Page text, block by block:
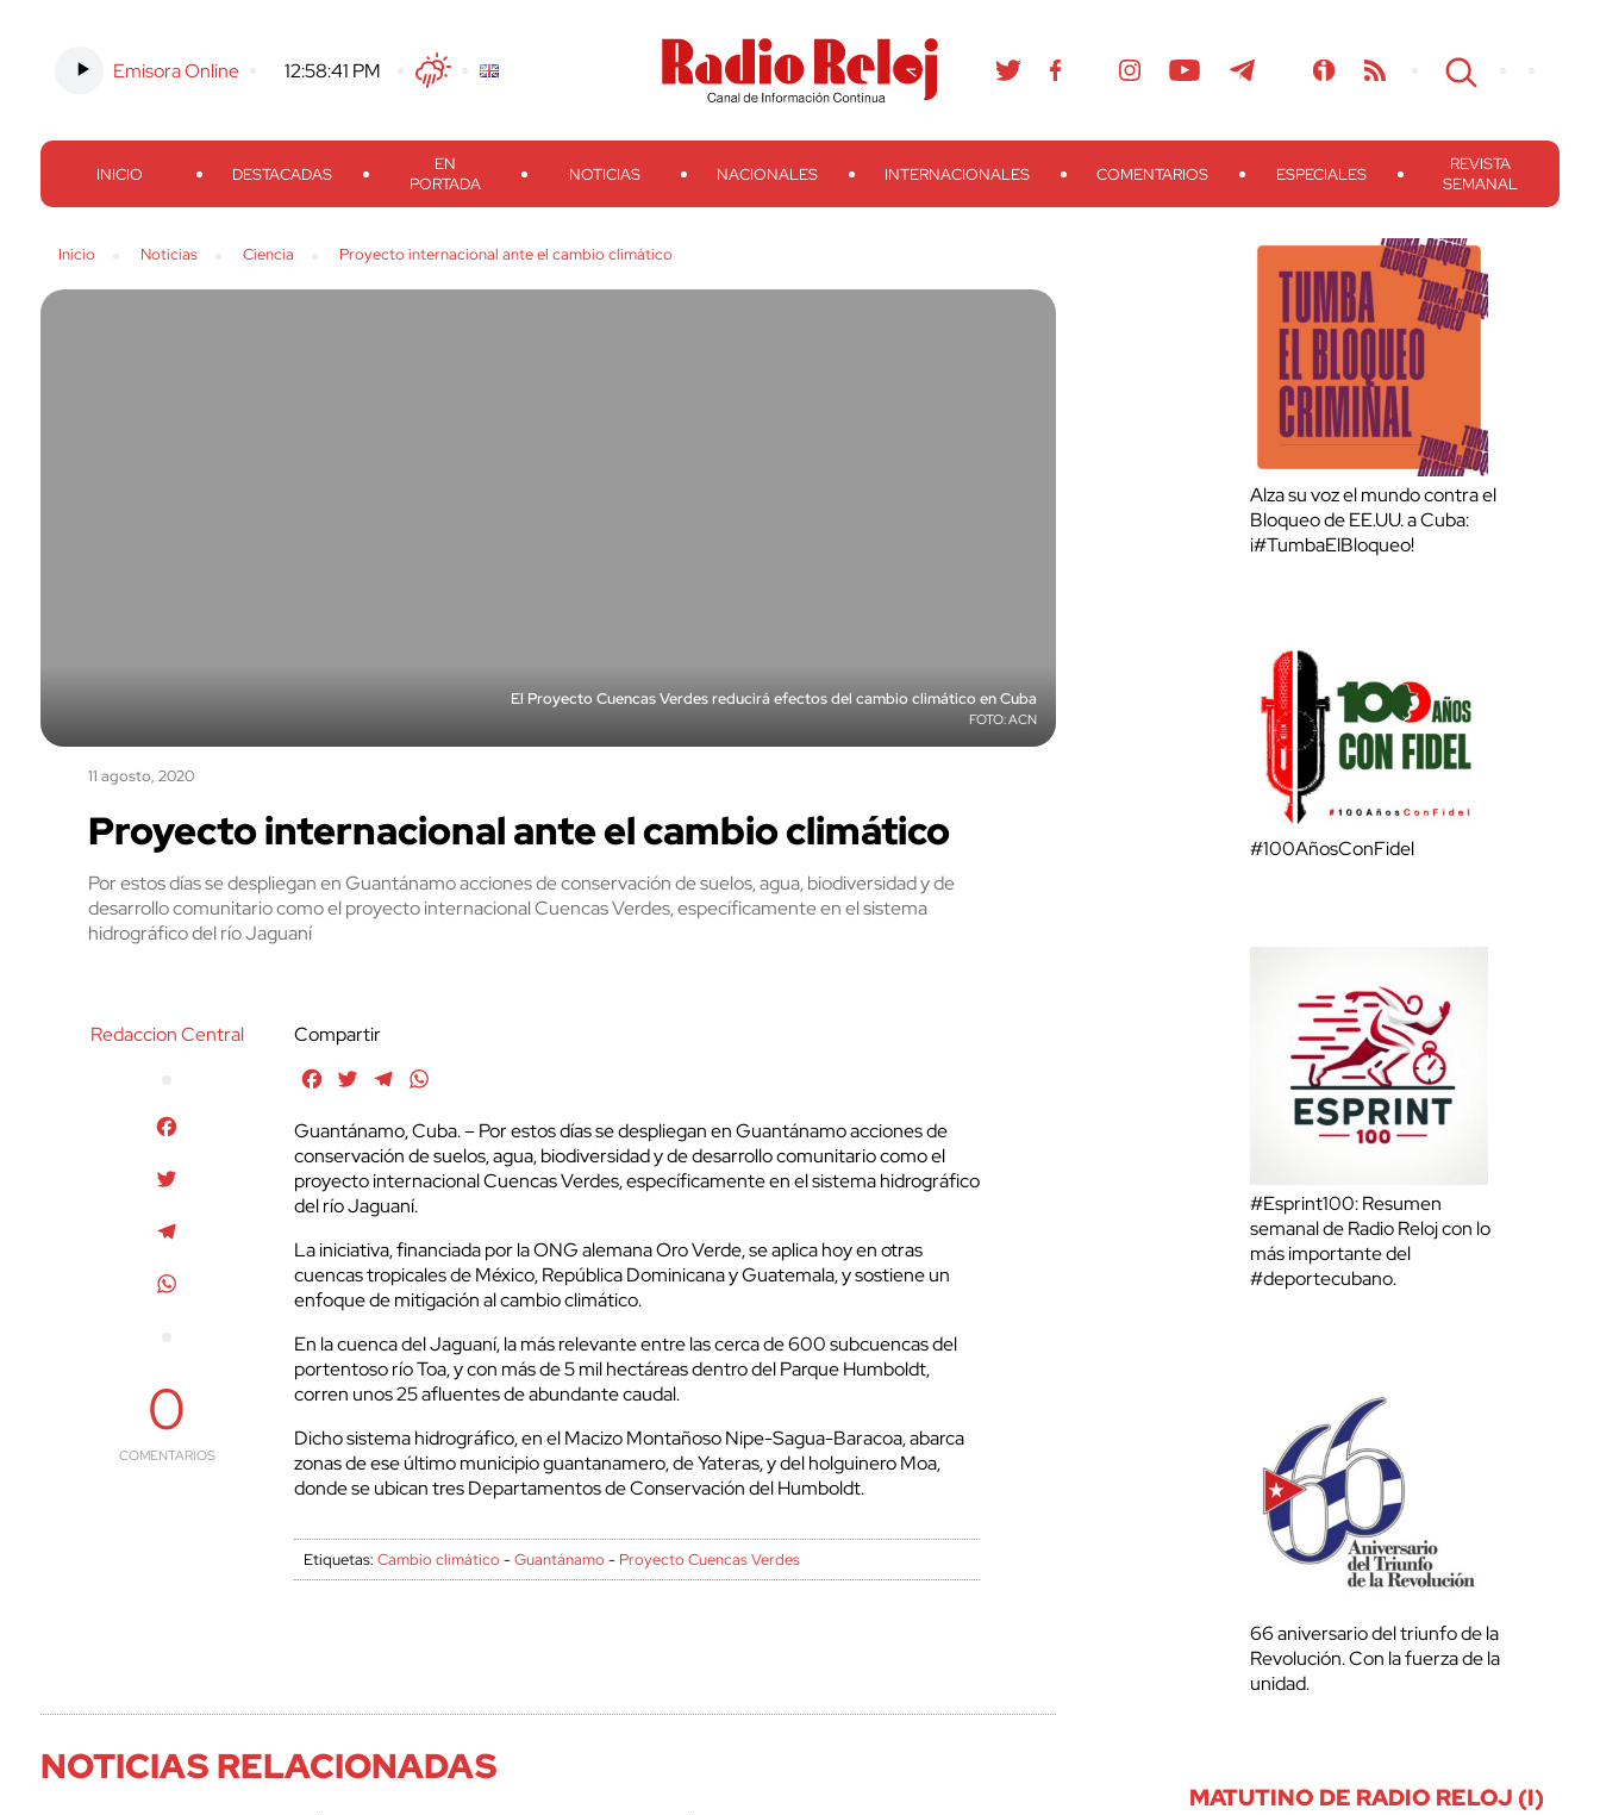
Emisora Online 12:58:42 PM TwitterFacebook
Threads
Instagram TelegramTeveo Ivoox RSS Search
INICIO DESTACADAS
EN
PORTADA
NOTICIAS NACIONALES INTERNACIONALES COMENTARIOS ESPECIALES
REVISTA
SEMANAL
Inicio Noticias Ciencia Proyecto internacional ante el cambio climático
El Proyecto Cuencas Verdes reducirá efectos del cambio climático en Cuba
ACN
11 agosto, 2020
Proyecto internacional ante el cambio climático
Por estos días se despliegan en Guantánamo acciones de conservación de suelos, agua, biodiversidad y de
desarrollo comunitario como el proyecto internacional Cuencas Verdes, específicamente en el sistema
hidrográfico del río Jaguaní
Redaccion Central
0
COMENTARIOS
Compartir
FacebookTwitterTelegram
Guantánamo, Cuba. – Por estos días se despliegan en Guantánamo acciones de
conservación de suelos, agua, biodiversidad y de desarrollo comunitario como el
proyecto internacional Cuencas Verdes, específicamente en el sistema hidrográfico
del río Jaguaní.
La iniciativa, financiada por la ONG alemana Oro Verde, se aplica hoy en otras
cuencas tropicales de México, República Dominicana y Guatemala, y sostiene un
enfoque de mitigación al cambio climático.
En la cuenca del Jaguaní, la más relevante entre las cerca de 600 subcuencas del
portentoso río Toa, y con más de 5 mil hectáreas dentro del Parque Humboldt,
corren unos 25 afluentes de abundante caudal.
Dicho sistema hidrográfico, en el Macizo Montañoso Nipe-Sagua-Baracoa, abarca
zonas de ese último municipio guantanamero, de Yateras, y del holguinero Moa,
donde se ubican tres Departamentos de Conservación del Humboldt.
Etiquetas:Cambio climático -Guantánamo - Proyecto Cuencas Verdes
NOTICIAS RELACIONADAS
Alza su voz el mundo contra el
Bloqueo de EE.UU. a Cuba:
¡#TumbaElBloqueo!
#100AñosConFidel
#Esprint100: Resumen
semanal de Radio Reloj con lo
más importante del
#deportecubano.
66 aniversario del triunfo de la
Revolución. Con la fuerza de la
unidad.
MATUTINO DE RADIO RELOJ (I)